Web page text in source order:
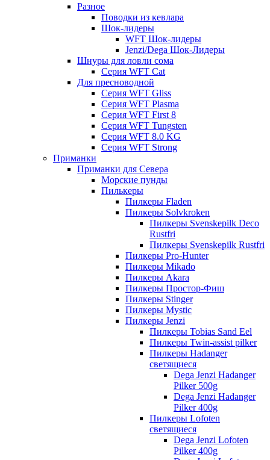
Разное
Поводки из кевлара
Шок-лидеры
WFT Шок-лидеры
Jenzi/Dega Шок-Лидеры
Шнуры для ловли сома
Серия WFT Cat
Для пресноводной
Серия WFT Gliss
Серия WFT Plasma
Серия WFT First 8
Серия WFT Tungsten
Серия WFT 8.0 KG
Серия WFT Strong
Приманки
Приманки для Севера
Морские пунды
Пилькеры
Пилкеры Fladen
Пилкеры Solvkroken
Пилкеры Svenskepilk Deco
Rustfri
Пилкеры Svenskepilk Rustfri
Пилкеры Pro-Hunter
Пилкеры Mikado
Пилкеры Akara
Пилкеры Простор-Фиш
Пилкеры Stinger
Пилкеры Mystic
Пилкеры Jenzi
Пилкеры Tobias Sand Eel
Пилкеры Twin-assist pilker
Пилкеры Hadanger
светящиеся
Dega Jenzi Hadanger
Pilker 500g
Dega Jenzi Hadanger
Pilker 400g
Пилкеры Lofoten
светящиеся
Dega Jenzi Lofoten
Pilker 400g